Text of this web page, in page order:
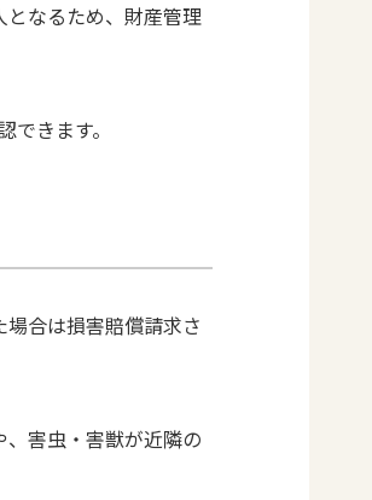
なるため、財産管理
できます。
合は損害賠償請求さ
害虫・害獣が近隣の